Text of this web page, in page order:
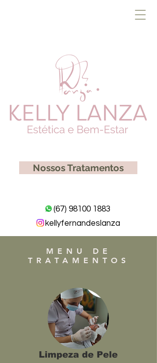
Nossos Tratamentos
(67) 98100 1883
kellyfernandeslanza
MENU DE
TRATAMENTOS
Limpeza de Pele